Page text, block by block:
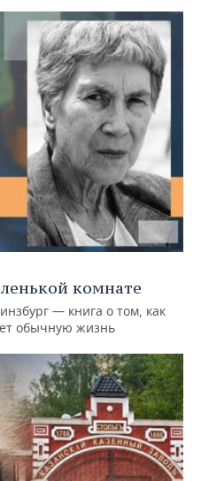
комнате
— книга о том, как
обычную жизнь